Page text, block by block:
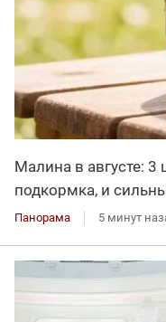
Малина в августе:
подкормка, и
Панорама 5 минут